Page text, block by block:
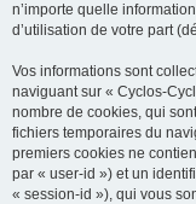
n’importe quelle
d’utilisation de votre part
Vos informations sont
naviguant sur « Cyclos-
nombre de cookies, qui
fichiers temporaires du
premiers cookies ne
par « user-id ») et un
« session-id »), qui vous